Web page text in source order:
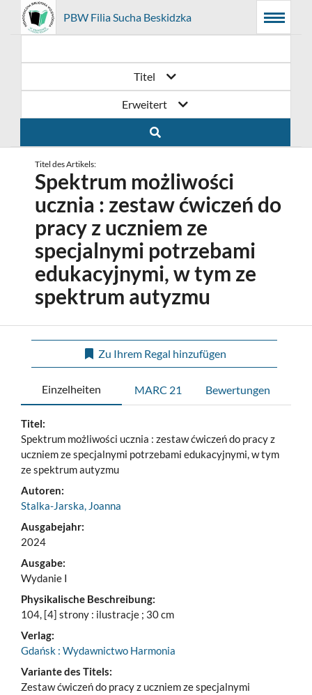
Hauptmenü
Suchmaschine
Hauptinhalt Prolib
Integro
-
PBW Filia Sucha Beskidzka
Menu
Titel
Erweitert
Titel des Artikels:
Spektrum możliwości
ucznia : zestaw ćwiczeń do
pracy z uczniem ze
specjalnymi potrzebami
edukacyjnymi, w tym ze
spektrum autyzmu
Zu Ihrem Regal hinzufügen
Einzelheiten MARC 21 Bewertungen
Titel:
Spektrum możliwości ucznia : zestaw ćwiczeń do pracy z
uczniem ze specjalnymi potrzebami edukacyjnymi, w tym
ze spektrum autyzmu
Autoren:
Stalka-Jarska, Joanna
Ausgabejahr:
2024
Ausgabe:
Wydanie I
Physikalische Beschreibung:
104, [4] strony : ilustracje ; 30 cm
Verlag:
Gdańsk : Wydawnictwo Harmonia
Variante des Titels:
Zestaw ćwiczeń do pracy z uczniem ze specjalnymi